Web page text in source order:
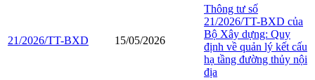
21/2026/TT-BXD 15/05/2026
Thông tư số
21/2026/TT-BXD của
Bộ Xây dựng: Quy
định về quản lý kết cấu
hạ tầng đường thủy nội
địa